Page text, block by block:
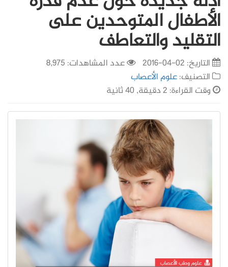
الأطفال المتوحدين على
التقليد والتعاطف
التاريخ: 02-04-2016
عدد المشاهدات: 8,975
التصنيف:علوم الأعصاب
وقت القراءة: 2 دقيقة, 40 ثانية